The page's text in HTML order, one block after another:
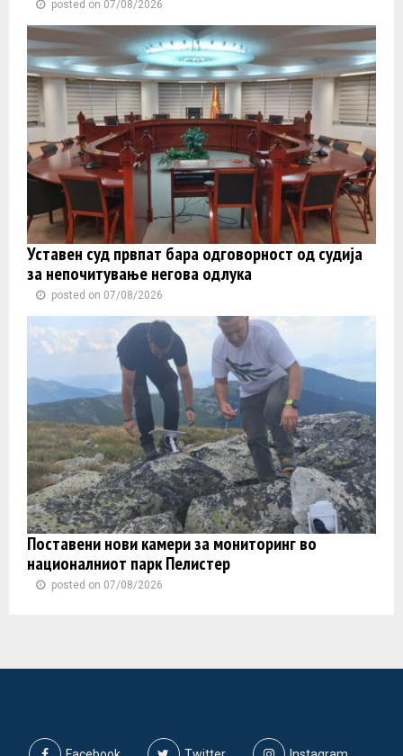
posted on 07/08/2026
Уставен суд првпат бара одговорност од судија
за непочитување негова одлука
posted on 07/08/2026
Поставени нови камери за мониторинг во
националниот парк Пелистер
posted on 07/08/2026